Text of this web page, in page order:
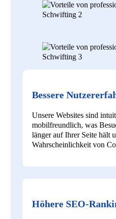
Bessere
Unsere Websites sind
mobilfreundlich, was
länger auf Ihrer Seite hält
Wahrscheinlichkeit von
Höhere SEO-